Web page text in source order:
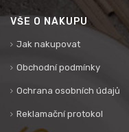
VŠE O NÁKUPU
Jak nakupovat
Obchodní podmínky
Ochrana osobních údajů
Reklamační protokol